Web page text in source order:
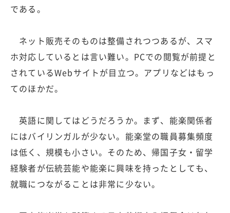
である。
ネット販売そのものは整備されつつあるが、スマ
ホ対応しているとは言い難い。PCでの閲覧が前提と
されているWebサイトが目立つ。アプリなどはもっ
てのほかだ。
英語に関してはどうだろうか。まず、能楽関係者
にはバイリンガルが少ない。能楽堂の職員募集頻度
は低く、規模も小さい。そのため、帰国子女・留学
経験者が伝統芸能や能楽に興味を持ったとしても、
就職につながることは非常に少ない。